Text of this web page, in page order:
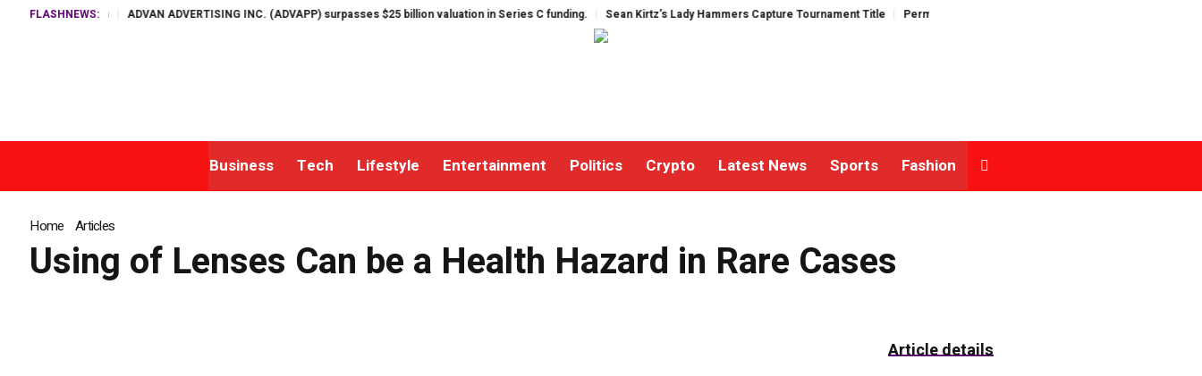
FLASHNEWS:
Program ADVAN ADVERTISING INC. (ADVAPP) surpasses $25 billion valuation in Series C funding. Sean Kirtz’s Lady Hammers Capture Tournament Title Permissionless, But at What Cost? New Research
Business Tech Lifestyle Entertainment Politics Crypto Latest News Sports Fashion
Home »Articles
Using of Lenses Can be a Health Hazard in Rare Cases
Article details